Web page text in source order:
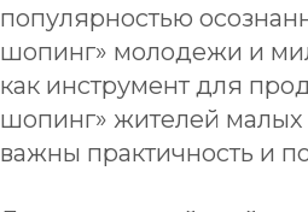
популярностью
шопинг» молодежи и
как инструмент для
шопинг» жителей малых
важны практичность и